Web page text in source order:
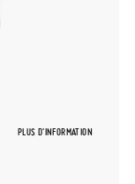
PLUS D'INFORMATION